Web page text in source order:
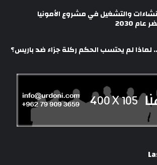
والتشغيل في مشروع الأمونيا
2030
لم يحتسب الحكم ركلة جزاء ضد باريس؟